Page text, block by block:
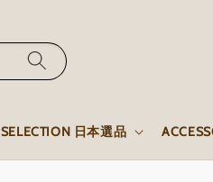
SELECTION 日本選品